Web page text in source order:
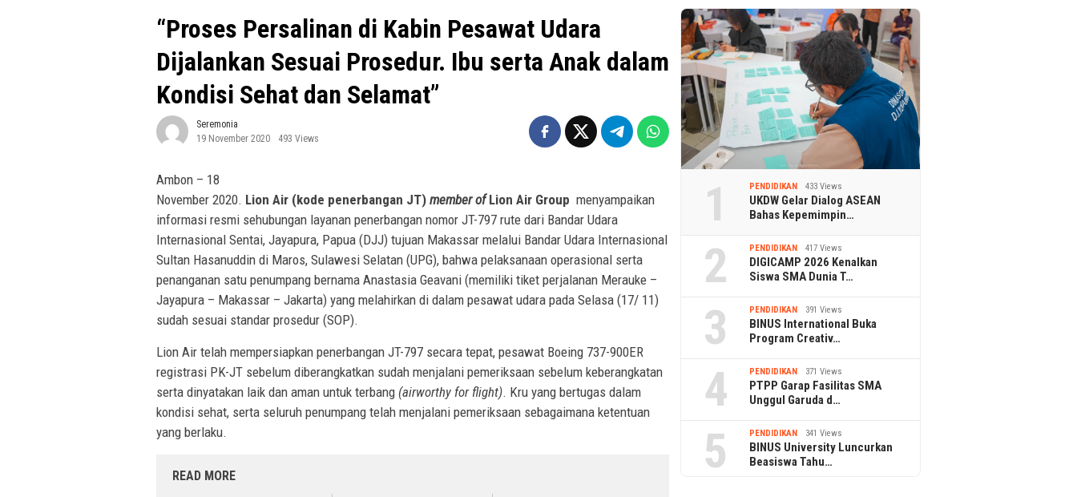
“Proses Persalinan di Kabin Pesawat Udara
Dijalankan Sesuai Prosedur. Ibu serta Anak dalam
Kondisi Sehat dan Selamat”
Seremonia
19 November 2020
493 Views
Ambon – 18
November 2020. Lion Air (kode penerbangan JT) member ofLion Air Group menyampaikan
informasi resmi sehubungan layanan penerbangan nomor JT-797 rute dari Bandar Udara
Internasional Sentai, Jayapura, Papua (DJJ) tujuan Makassar melalui Bandar Udara Internasional
Sultan Hasanuddin di Maros, Sulawesi Selatan (UPG), bahwa pelaksanaan operasional serta
penanganan satu penumpang bernama Anastasia Geavani (memiliki tiket perjalanan Merauke –
Jayapura – Makassar – Jakarta) yang melahirkan di dalam pesawat udara pada Selasa (17/ 11)
sudah sesuai standar prosedur (SOP).
Lion Air telah mempersiapkan penerbangan JT-797 secara tepat, pesawat Boeing 737-900ER
registrasi PK-JT sebelum diberangkatkan sudah menjalani pemeriksaan sebelum keberangkatan
serta dinyatakan laik dan aman untuk terbang (airworthy for flight). Kru yang bertugas dalam
kondisi sehat, serta seluruh penumpang telah menjalani pemeriksaan sebagaimana ketentuan
yang berlaku.
READ MORE
1 PENDIDIKAN 433 Views
UKDW Gelar Dialog ASEAN
Bahas Kepemimpin…
2 PENDIDIKAN 417 Views
DIGICAMP 2026 Kenalkan
Siswa SMA Dunia T…
3 PENDIDIKAN 391 Views
BINUS International Buka
Program Creativ…
4 PENDIDIKAN 371 Views
PTPP Garap Fasilitas SMA
Unggul Garuda d…
5 PENDIDIKAN 341 Views
BINUS University Luncurkan
Beasiswa Tahu…